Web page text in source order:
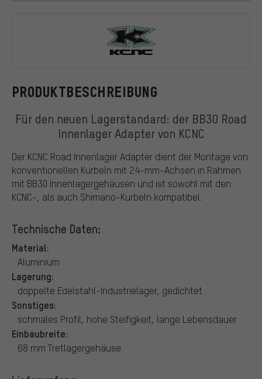
PRODUKTBESCHREIBUNG
Für den neuen Lagerstandard: der BB30 Road
Innenlager Adapter von KCNC
Der KCNC Road Innenlager Adapter dient der Montage von
konventionellen Kurbeln mit 24-mm-Achsen in Rahmen
mit BB30 Innenlagergehäusen und ist sowohl mit den
KCNC-, als auch Shimano-Kurbeln kompatibel.
Technische Daten:
Material:
Aluminium
Lagerung:
doppelte Edelstahl-Industrielager, gedichtet
Sonstiges:
schmales Profil, hohe Steifigkeit, lange Lebensdauer
Einbaubreite:
68 mm Tretlagergehäuse